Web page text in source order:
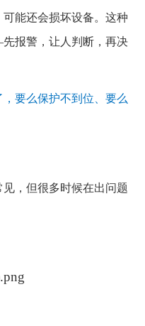
能还会损坏设备。这种
报警，让人判断，再决
要么保护不到位、要么
，但很多时候在出问题